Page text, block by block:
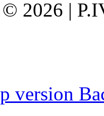
© 2026 |
version